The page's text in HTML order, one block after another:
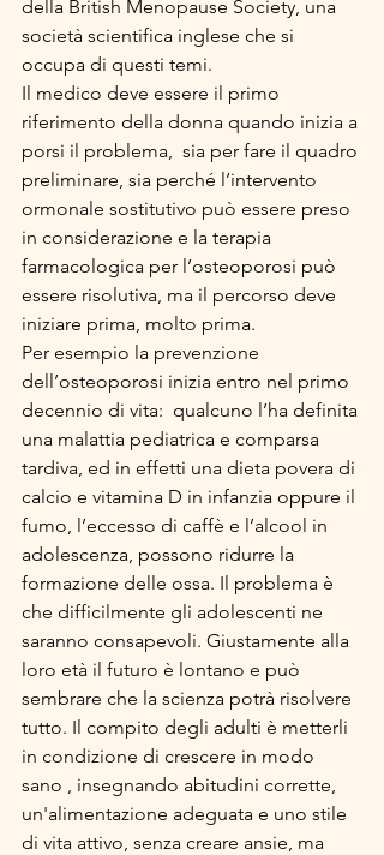
della British Menopause Society, una
società scientifica inglese che si
occupa di questi temi.
Il medico deve essere il primo
riferimento della donna quando inizia a
porsi il problema,  sia per fare il quadro
preliminare, sia perché l’intervento
ormonale sostitutivo può essere preso
in considerazione e la terapia
farmacologica per l’osteoporosi può
essere risolutiva, ma il percorso deve
iniziare prima, molto prima.
Per esempio la prevenzione
dell’osteoporosi inizia entro nel primo
decennio di vita:  qualcuno l’ha definita
una malattia pediatrica e comparsa
tardiva, ed in effetti una dieta povera di
calcio e vitamina D in infanzia oppure il
fumo, l’eccesso di caffè e l’alcool in
adolescenza, possono ridurre la
formazione delle ossa. Il problema è
che difficilmente gli adolescenti ne
saranno consapevoli. Giustamente alla
loro età il futuro è lontano e può
sembrare che la scienza potrà risolvere
tutto. Il compito degli adulti è metterli
in condizione di crescere in modo
sano , insegnando abitudini corrette,
un'alimentazione adeguata e uno stile
di vita attivo, senza creare ansie, ma